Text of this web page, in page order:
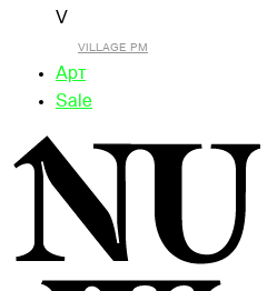
V
VILLAGE PM
Арт
Sale